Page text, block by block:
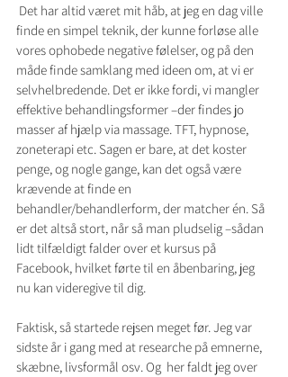
finde en simpel teknik, der kunne forløse alle
vores ophobede negative følelser, og på den
måde finde samklang med ideen om, at vi er
selvhelbredende. Det er ikke fordi, vi mangler
effektive behandlingsformer –der findes jo
masser af hjælp via massage. TFT, hypnose,
zoneterapi etc. Sagen er bare, at det koster
penge, og nogle gange, kan det også være
krævende at finde en
behandler/behandlerform, der matcher én. Så
er det altså stort, når så man pludselig –sådan
lidt tilfældigt falder over et kursus på
Facebook, hvilket førte til en åbenbaring, jeg
nu kan videregive til dig.
Faktisk, så startede rejsen meget før. Jeg var
sidste år i gang med at researche på emnerne,
skæbne, livsformål osv. Og  her faldt jeg over